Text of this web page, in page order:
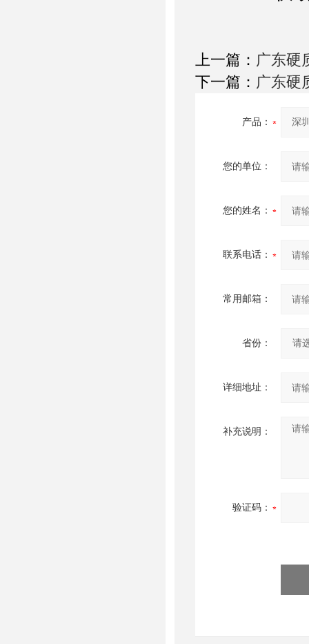
上一篇： 广东硬
下一篇： 广东硬
产品：
您的单位：
您的姓名：
联系电话：
常用邮箱：
省份：
详细地址：
补充说明：
验证码：